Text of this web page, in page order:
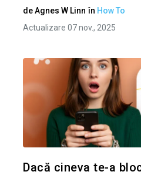
deAgnes W Linn în How To
Actualizare 07 nov., 2025
Dacă cineva te-a